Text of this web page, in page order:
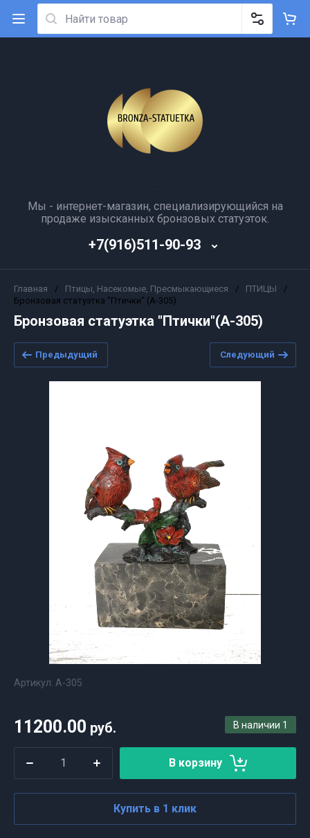
Мы - интернет-магазин, специализирующийся на
продаже изысканных бронзовых статуэток.
+7(916)511-90-93
Главная / Птицы, Насекомые, Пресмыкающиеся / ПТИЦЫ
/
Бронзовая статуэтка "Птички" (А-305)
Бронзовая статуэтка "Птички"(А-305)
Предыдущий Следующий
Артикул: А-305
В наличии 1
11200.00 руб.
В корзину
Купить в 1 клик